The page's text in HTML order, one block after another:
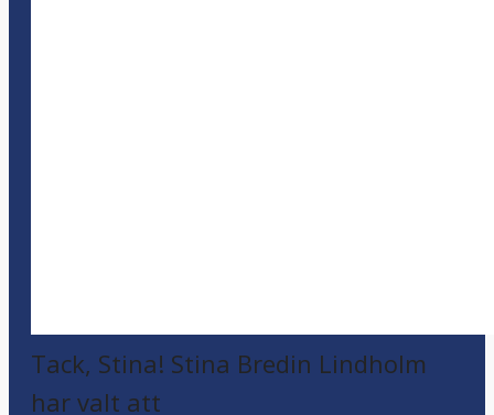
Tack, Stina! Stina Bredin Lindholm
har valt att